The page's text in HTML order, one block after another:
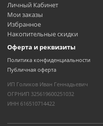
Личный Кабинет
Мои заказы
Избранное
Накопительные скидки
Оферта и реквизиты
Политика конфиденциальности
Публичная оферта
ИП Голиков Иван Геннадьевич
ОГРНИП 325619600251032
ИНН 616510714422